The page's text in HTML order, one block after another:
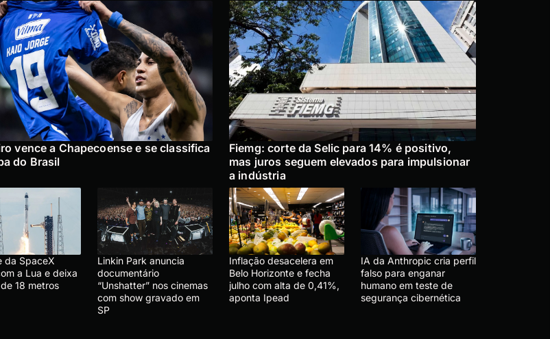
vence a Chapecoense e se classifica
do Brasil
Fiemg: corte da Selic para 14% é positivo,
mas juros seguem elevados para impulsionar
a indústria
da SpaceX
a Lua e deixa
18 metros
Linkin Park anuncia
documentário
“Unshatter” nos cinemas
com show gravado em
SP
Inflação desacelera em
Belo Horizonte e fecha
julho com alta de 0,41%,
aponta Ipead
IA da Anthropic cria perfil
falso para enganar
humano em teste de
segurança cibernética